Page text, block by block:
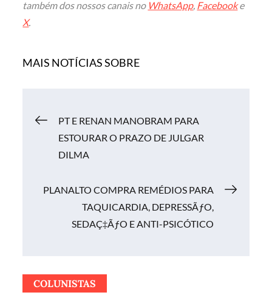
também dos nossos canais no WhatsApp, Facebooke
X.
MAIS NOTÍCIAS SOBRE
Navegação
de
Post
PT E RENAN MANOBRAM PARA
ESTOURAR O PRAZO DE JULGAR
DILMA
PLANALTO COMPRA REMÉDIOS PARA
TAQUICARDIA, DEPRESSÃƒO,
SEDAÇ‡ÃƒO E ANTI-PSICÓTICO
COLUNISTAS